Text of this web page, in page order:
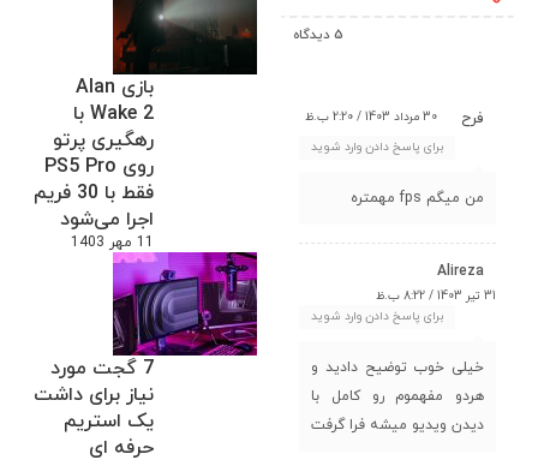
بازی Alan
Wake 2 با
رهگیری پرتو
روی PS5 Pro
فقط با 30 فریم
اجرا می‌شود
11 مهر 1403
7 گجت مورد
نیاز برای داشت
یک استریم
حرفه ای
5 دیدگاه
فرح
30 مرداد 1403 / 2:20 ب.ظ
برای پاسخ دادن وارد شوید
من میگم fps مهمتره
Alireza
31 تیر 1403 / 8:22 ب.ظ
برای پاسخ دادن وارد شوید
خیلی خوب توضیح دادید و
هردو مفهموم رو کامل با
دیدن ویدیو میشه فرا گرفت